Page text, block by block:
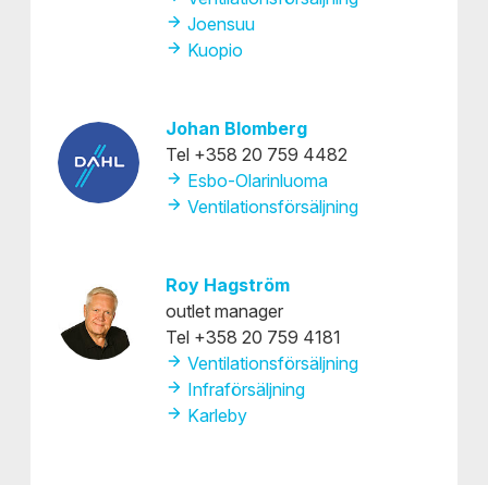
Joensuu
Kuopio
Johan Blomberg
Tel +358 20 759 4482
Esbo-Olarinluoma
Ventilationsförsäljning
Roy Hagström
outlet manager
Tel +358 20 759 4181
Ventilationsförsäljning
Infraförsäljning
Karleby